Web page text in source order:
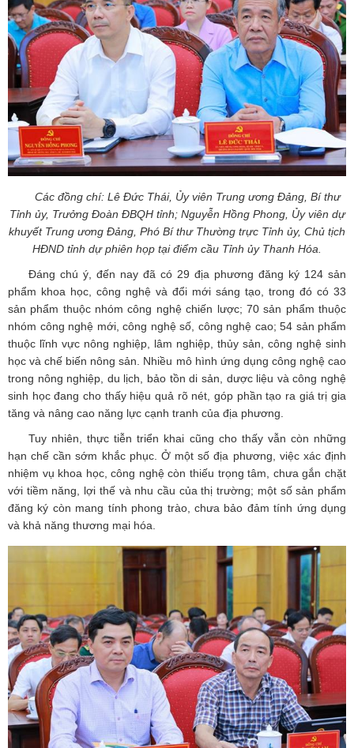
Các đồng chí: Lê Đức Thái, Ủy viên Trung ương Đảng, Bí thư
Tỉnh ủy, Trưởng Đoàn ĐBQH tỉnh; Nguyễn Hồng Phong, Ủy viên dự
khuyết Trung ương Đảng, Phó Bí thư Thường trực Tỉnh ủy, Chủ tịch
HĐND tỉnh dự phiên họp tại điểm cầu Tỉnh ủy Thanh Hóa.
Đáng chú ý, đến nay đã có 29 địa phương đăng ký 124 sản
phẩm khoa học, công nghệ và đổi mới sáng tạo, trong đó có 33
sản phẩm thuộc nhóm công nghệ chiến lược; 70 sản phẩm thuộc
nhóm công nghệ mới, công nghệ số, công nghệ cao; 54 sản phẩm
thuộc lĩnh vực nông nghiệp, lâm nghiệp, thủy sản, công nghệ sinh
học và chế biến nông sản. Nhiều mô hình ứng dụng công nghệ cao
trong nông nghiệp, du lịch, bảo tồn di sản, dược liệu và công nghệ
sinh học đang cho thấy hiệu quả rõ nét, góp phần tạo ra giá trị gia
tăng và nâng cao năng lực cạnh tranh của địa phương.
Tuy nhiên, thực tiễn triển khai cũng cho thấy vẫn còn những
hạn chế cần sớm khắc phục. Ở một số địa phương, việc xác định
nhiệm vụ khoa học, công nghệ còn thiếu trọng tâm, chưa gắn chặt
với tiềm năng, lợi thế và nhu cầu của thị trường; một số sản phẩm
đăng ký còn mang tính phong trào, chưa bảo đảm tính ứng dụng
và khả năng thương mại hóa.